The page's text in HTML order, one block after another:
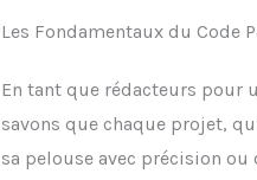
Les Fondamentaux du Code
En tant que rédacteurs pour
savons que chaque projet,
sa pelouse avec précision